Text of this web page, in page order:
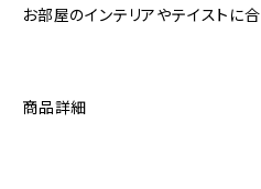
お部屋のインテリアやテイストに
商品詳細